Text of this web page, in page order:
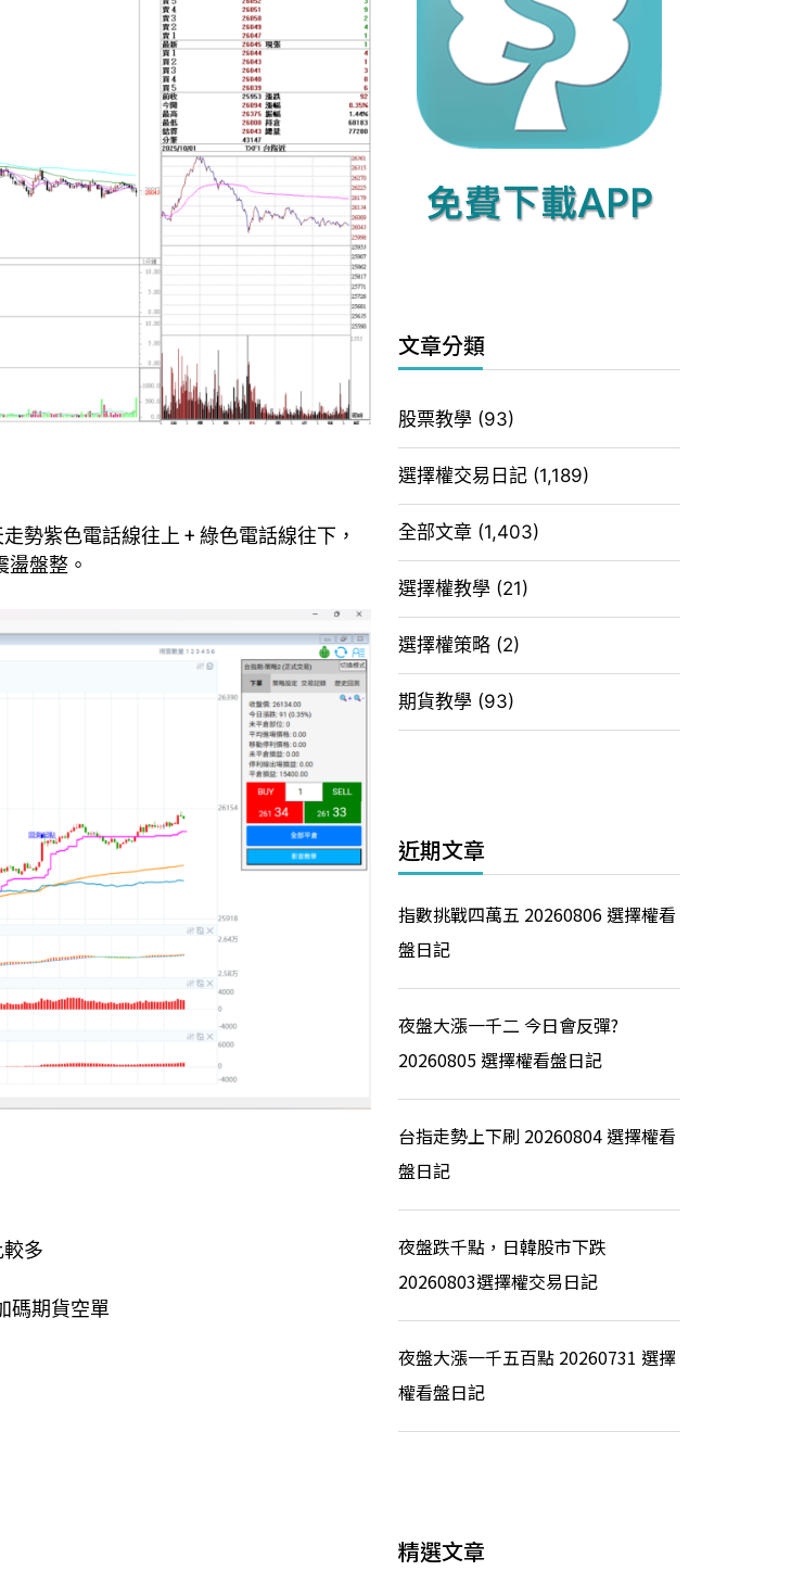
勢紫色電話線往上 + 綠色電話線往下，
盤整。
較多
碼期貨空單
文章分類
股票教學 (93)
選擇權交易日記 (1,189)
全部文章 (1,403)
選擇權教學 (21)
選擇權策略 (2)
期貨教學 (93)
近期文章
指數挑戰四萬五 20260806 選擇權看
盤日記
夜盤大漲一千二 今日會反彈?
20260805 選擇權看盤日記
台指走勢上下刷 20260804 選擇權看
盤日記
夜盤跌千點，日韓股市下跌
20260803選擇權交易日記
夜盤大漲一千五百點 20260731 選擇
權看盤日記
精選文章